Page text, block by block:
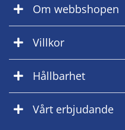
Om webbshopen
Villkor
Hållbarhet
Vårt erbjudande